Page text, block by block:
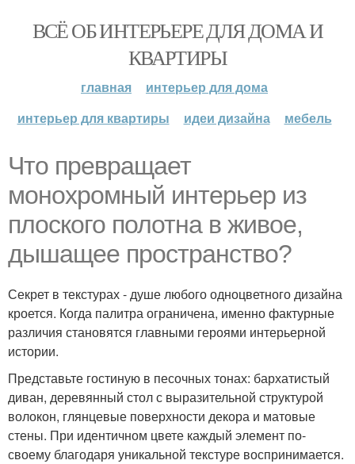
ВСЁ ОБ ИНТЕРЬЕРЕ ДЛЯ ДОМА И
КВАРТИРЫ
главная
интерьер для дома
интерьер для квартиры
идеи дизайна мебель
Что превращает
монохромный интерьер из
плоского полотна в живое,
дышащее пространство?
Секрет в текстурах - душе любого одноцветного дизайна
кроется. Когда палитра ограничена, именно фактурные
различия становятся главными героями интерьерной
истории.
Представьте гостиную в песочных тонах: бархатистый
диван, деревянный стол с выразительной структурой
волокон, глянцевые поверхности декора и матовые
стены. При идентичном цвете каждый элемент по-
своему благодаря уникальной текстуре воспринимается.